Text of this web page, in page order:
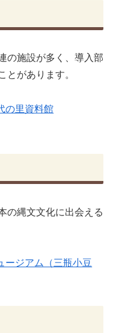
の施設が多く、導入部
とがあります。
の里資料館
の縄文文化に出会える
ージアム（三瓶小豆